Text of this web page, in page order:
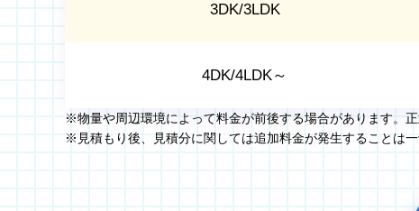
3DK/3LDK
4DK/4LDK～
※物量や周辺環境によって料金が前後する場合があります。
※見積もり後、見積分に関しては追加料金が発生することは一